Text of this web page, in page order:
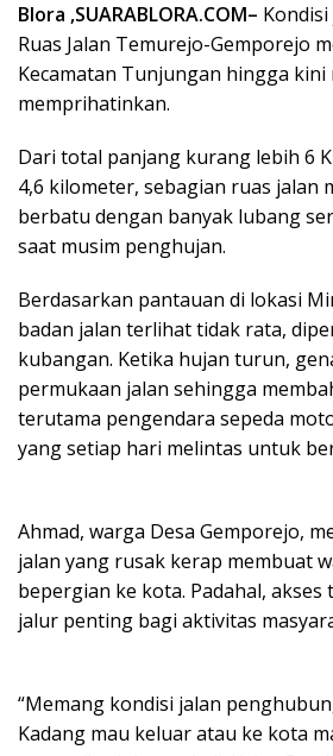
Blora ,SUARABLORA.COM–
Ruas Jalan Temurejo-Gemporejo
Kecamatan Tunjungan hingga kini
memprihatinkan.
Dari total panjang kurang lebih 6
4,6 kilometer, sebagian ruas jalan
berbatu dengan banyak lubang
saat musim penghujan.
Berdasarkan pantauan di lokasi
badan jalan terlihat tidak rata,
kubangan. Ketika hujan turun,
permukaan jalan sehingga
terutama pengendara sepeda
yang setiap hari melintas untuk
Ahmad, warga Desa Gemporejo,
jalan yang rusak kerap membuat
bepergian ke kota. Padahal,
jalur penting bagi aktivitas
“Memang kondisi jalan
Kadang mau keluar atau ke kota